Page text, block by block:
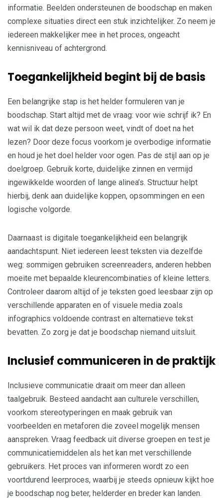
informatie. Beelden ondersteunen de boodschap en maken
complexe situaties direct een stuk inzichtelijker. Zo neem je
iedereen makkelijker mee in het proces, ongeacht
kennisniveau of achtergrond.
Toegankelijkheid begint bij de basis
Een belangrijke stap is het helder formuleren van je
boodschap. Start altijd met de vraag: voor wie schrijf ik? En
wat wil ik dat deze persoon weet, vindt of doet na het
lezen? Door deze focus voorkom je overbodige informatie
en houd je het doel helder voor ogen. Pas de stijl aan op je
doelgroep. Gebruik korte, duidelijke zinnen en vermijd
ingewikkelde woorden of lange alinea’s. Structuur helpt
hierbij, denk aan duidelijke koppen, opsommingen en een
logische volgorde.
Daarnaast is digitale toegankelijkheid een belangrijk
aandachtspunt. Niet iedereen leest teksten via dezelfde
weg: sommigen gebruiken screenreaders, anderen hebben
moeite met bepaalde kleurencombinaties of kleine letters.
Controleer daarom altijd of je teksten goed leesbaar zijn op
verschillende apparaten en of visuele media zoals
infographics voldoende contrast en alternatieve tekst
bevatten. Zo zorg je dat je boodschap niemand uitsluit.
Inclusief communiceren in de praktijk
Inclusieve communicatie draait om meer dan alleen
taalgebruik. Besteed aandacht aan culturele verschillen,
voorkom stereotyperingen en maak gebruik van
voorbeelden en metaforen die zoveel mogelijk mensen
aanspreken. Vraag feedback uit diverse groepen en test je
communicatiemiddelen als het kan met verschillende
gebruikers. Het proces van informeren wordt zo een
voortdurend leerproces, waarbij je steeds opnieuw kijkt hoe
je boodschap nog beter, helderder en breder kan landen.